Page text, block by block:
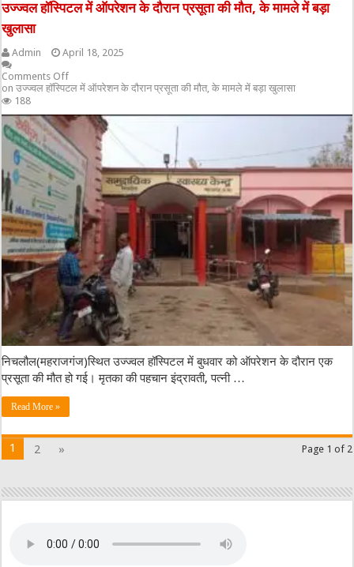
उज्ज्वल हॉस्पिटल में ऑपरेशन के दौरान प्रसूता की मौत, के मामले में बड़ा
खुलासा
Admin
April 18, 2025
Comments Off
on उज्ज्वल हॉस्पिटल में ऑपरेशन के दौरान प्रसूता की मौत, के मामले में बड़ा खुलासा
188
निचलौल(महराजगंज)स्थित उज्ज्वल हॉस्पिटल में बुधवार को ऑपरेशन के दौरान एक
प्रसूता की मौत हो गई। मृतका की पहचान इंद्रावती, पत्नी …
Read More »
Page 1 of 2
1 2 »